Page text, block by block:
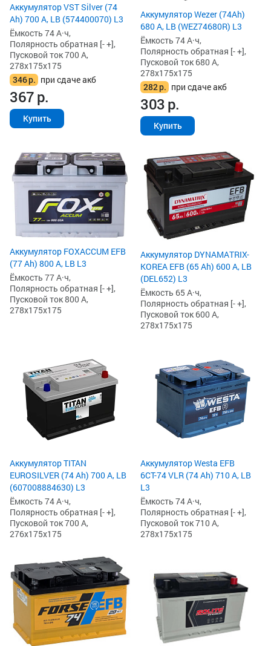
Аккумулятор VST Silver (74
Ah) 700 А, LB (574400070) L3
Ёмкость 74 А·ч,
Полярность обратная [- +],
Пусковой ток 700 А,
278x175x175
346р. при сдаче акб
367р.
Купить
Аккумулятор Wezer (74Ah)
680 А, LB (WEZ74680R) L3
Ёмкость 74 А·ч,
Полярность обратная [- +],
Пусковой ток 680 А,
278x175x175
282р. при сдаче акб
303р.
Купить
Аккумулятор FOXACCUM EFB
(77 Ah) 800 А, LB L3
Ёмкость 77 А·ч,
Полярность обратная [- +],
Пусковой ток 800 А,
278x175x175
Аккумулятор DYNAMATRIX-
KOREA EFB (65 Ah) 600 А, LB
(DEL652) L3
Ёмкость 65 А·ч,
Полярность обратная [- +],
Пусковой ток 600 А,
278x175x175
Аккумулятор TITAN
EUROSILVER (74 Ah) 700 А, LB
(607008884630) L3
Ёмкость 74 А·ч,
Полярность обратная [- +],
Пусковой ток 700 А,
276x175x175
Аккумулятор Westa EFB
6СТ-74 VLR (74 Ah) 710 А, LB
L3
Ёмкость 74 А·ч,
Полярность обратная [- +],
Пусковой ток 710 А,
278x175x175